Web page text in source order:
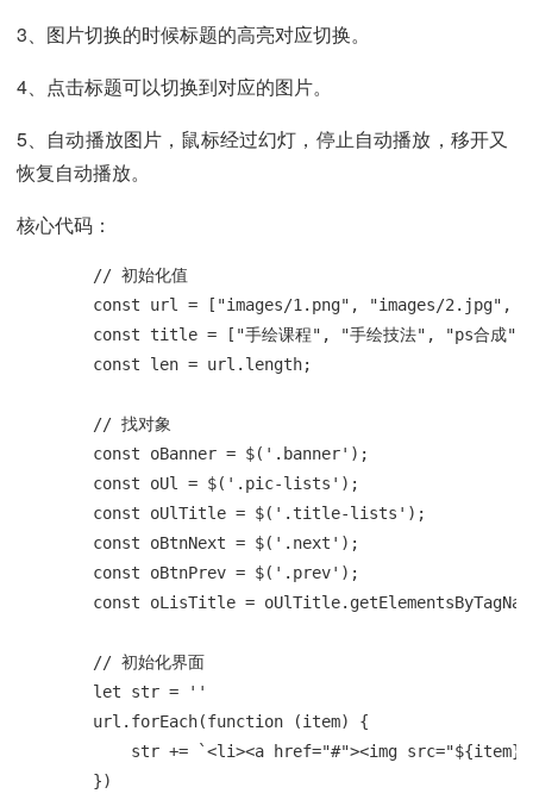
3、图片切换的时候标题的高亮对应切换。
4、点击标题可以切换到对应的图片。
5、自动播放图片，鼠标经过幻灯，停止自动播放，移开又
恢复自动播放。
核心代码：
// 初始化值
const url = ["images/1.png", "images/2.jpg",
const title = ["手绘课程", "手绘技法", "ps合成", "
const len = url.length;
// 找对象
const oBanner = $('.banner');
const oUl = $('.pic-lists');
const oUlTitle = $('.title-lists');
const oBtnNext = $('.next');
const oBtnPrev = $('.prev');
const oLisTitle =
// 初始化界面
let str = ''
url.forEach(function (item) {
str += `<li><a href="#"><img
})